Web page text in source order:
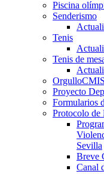
Piscina
Senderismo
Tenis
Tenis de
OrgulloCMIS
Proyecto
Formularios
Protocolo de
Sevilla
Breve
Canal